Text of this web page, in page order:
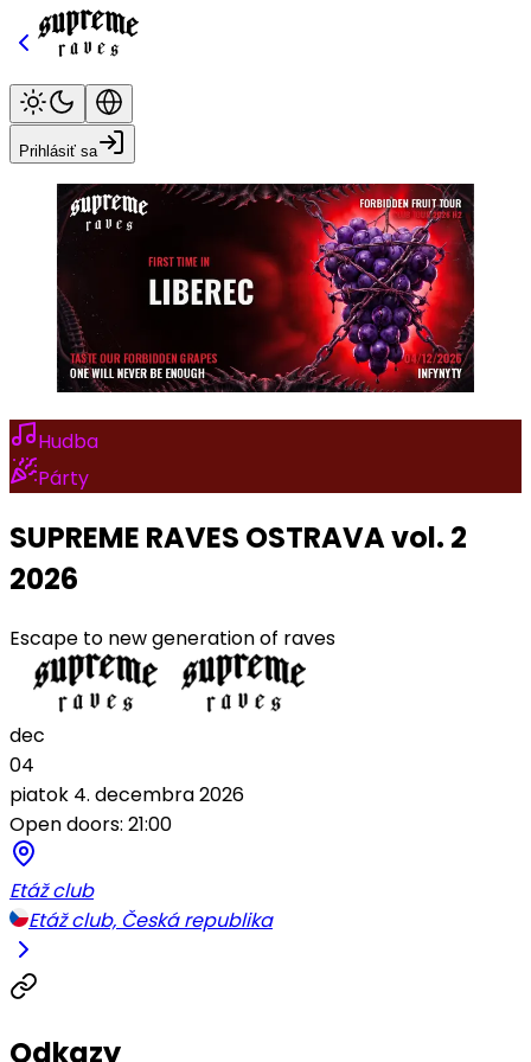
Prihlásiť sa
Hudba
Párty
SUPREME RAVES OSTRAVA vol. 2
2026
Escape to new generation of raves
dec
04
piatok 4. decembra 2026
Open doors: 21:00
Etáž club
Etáž club, Česká republika
Odkazy